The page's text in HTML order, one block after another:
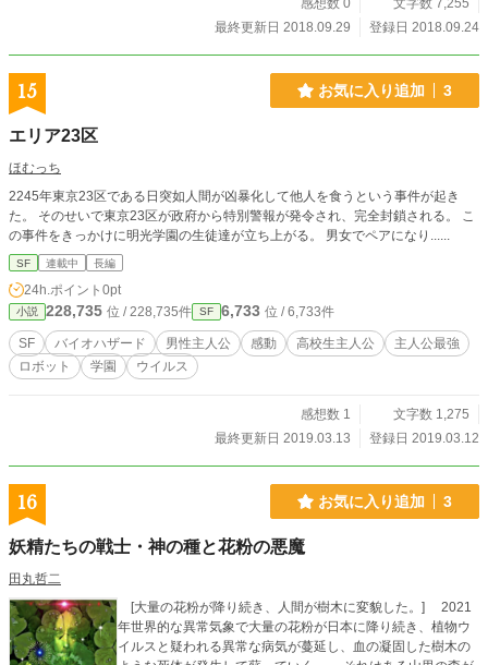
モデルアルファの反乱が始まり、日本各地に戦渦が拡大していく。しかし、外国
界では、他地域への侵攻においてモデルアルファは大きな障壁となっていった。
――世界の狂乱から五年、日本は地方ごとに統治され、テレビやラジオ、ネット
環境は不安定ではあるものの利用可能なまでに回復し、電気も辛うじて通ってい
る。しかし、ほぼ人のいない街の風景は瓦礫の山ばかり。東北地方南部のとある
廃街に佇む瓦礫に包まれた二階建ての建物には、男子二人と女子三人が外の風景
が保たれていたとすれば、五人は今頃、高校生と小学生であったはずだ。モデル
アルファの彼らが集う理由はただ一つ、この世界を生き抜くことだ。
感想数 0
文字数 7,255
最終更新日 2018.09.29
登録日 2018.09.24
15 お気に入り追加 3
エリア23区
ほむっち
2245年東京23区である日突如人間が凶暴化して他人を食うという事件が起き
た。 そのせいで東京23区が政府から特別警報が発令され、完全封鎖される。 こ
の事件をきっかけに明光学園の生徒達が立ち上がる。 男女でペアになり......
SF 連載中 長編
24h.ポイント 0pt
小説 228,735 位 / 228,735件 SF 6,733 位 / 6,733件
SF バイオハザード 男性主人公 感動 高校生主人公
主人公最強
ロボット
学園 ウイルス
感想数 1
文字数 1,275
最終更新日 2019.03.13
登録日 2019.03.12
16 お気に入り追加 3
妖精たちの戦士・神の種と花粉の悪魔
田丸哲二
[大量の花粉が降り続き、人間が樹木に変貌した。] 2021
年世界的な異常気象で大量の花粉が日本に降り続き、植物ウ
イルスと疑われる異常な病気が蔓延し、血の凝固した樹木の